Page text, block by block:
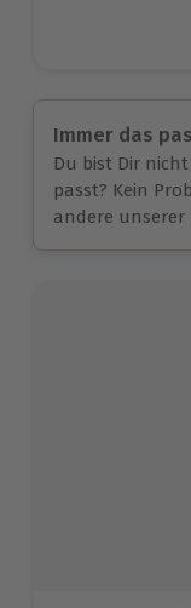
Immer das
Du bist Dir
passt? Kein
andere unserer